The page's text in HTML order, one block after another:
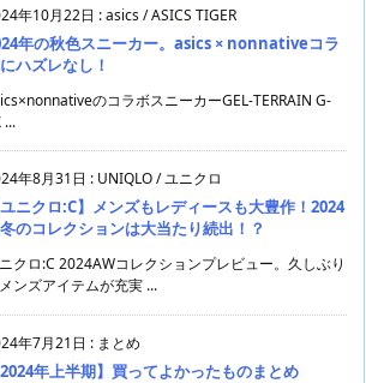
年10月22日 :asics / ASICS TIGER
年の秋色スニーカー。asics × nonnativeコラ
ハズレなし！
のコラボスニーカーGEL-TERRAIN G-
...
年8月31日 : UNIQLO / ユニクロ
ユニクロ:C】メンズもレディースも大豊作！2024
のコレクションは大当たり続出！？
クロ:C 2024AWコレクションプレビュー。久しぶり
ンズアイテムが充実 ...
年7月21日 : まとめ
2024年上半期】買ってよかったものまとめ